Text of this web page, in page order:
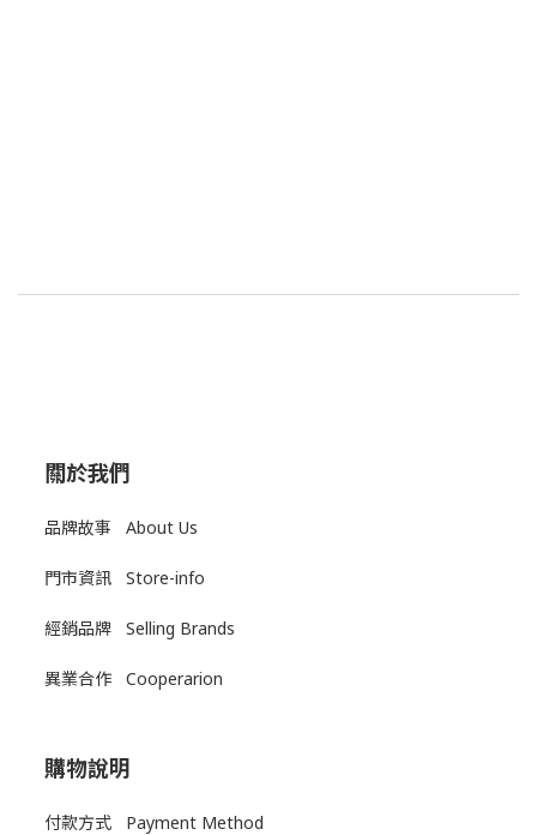
關於我們
品牌故事 About Us
門市資訊 Store-info
經銷品牌 Selling Brands
異業合作 Cooperarion
購物說明
付款方式 Payment Method